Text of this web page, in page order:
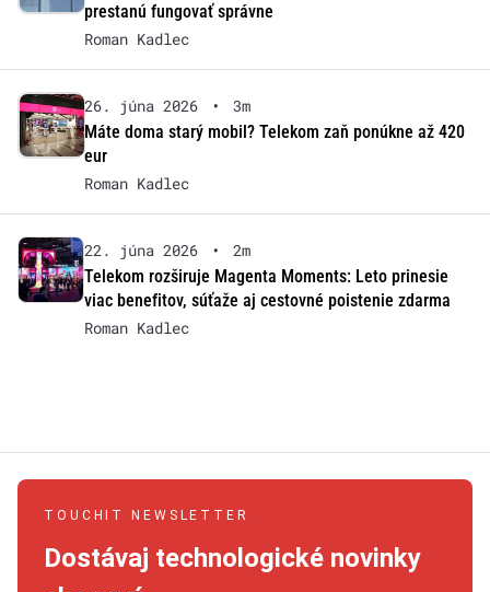
prestanú fungovať správne
Roman Kadlec
26. júna 2026 •
3m
Máte doma starý mobil? Telekom zaň ponúkne až 420
eur
Roman Kadlec
22. júna 2026 •
2m
Telekom rozširuje Magenta Moments: Leto prinesie
viac benefitov, súťaže aj cestovné poistenie zdarma
Roman Kadlec
TOUCHIT NEWSLETTER
Dostávaj technologické novinky